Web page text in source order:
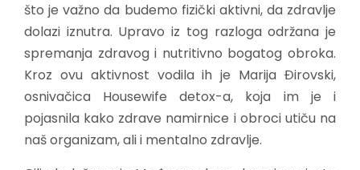
što je važno da budemo fizički aktivni, da zdravlje
dolazi iznutra. Upravo iz tog razloga održana je
spremanja zdravog i nutritivno bogatog obroka.
Kroz ovu aktivnost vodila ih je Marija Đirovski,
osnivačica Housewife detox-a, koja im je i
pojasnila kako zdrave namirnice i obroci utiču na
naš organizam, ali i mentalno zdravlje.